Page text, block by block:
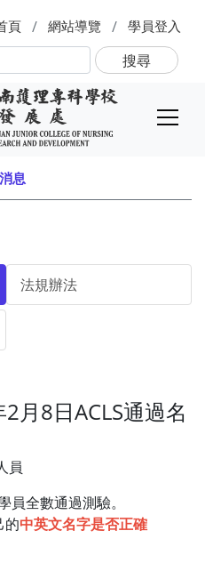
頁 網站導覽 學員登入
搜尋
息
法規辦法
月8日ACLS通過名
員
員全數通過測驗。
的中英文名字是否正確